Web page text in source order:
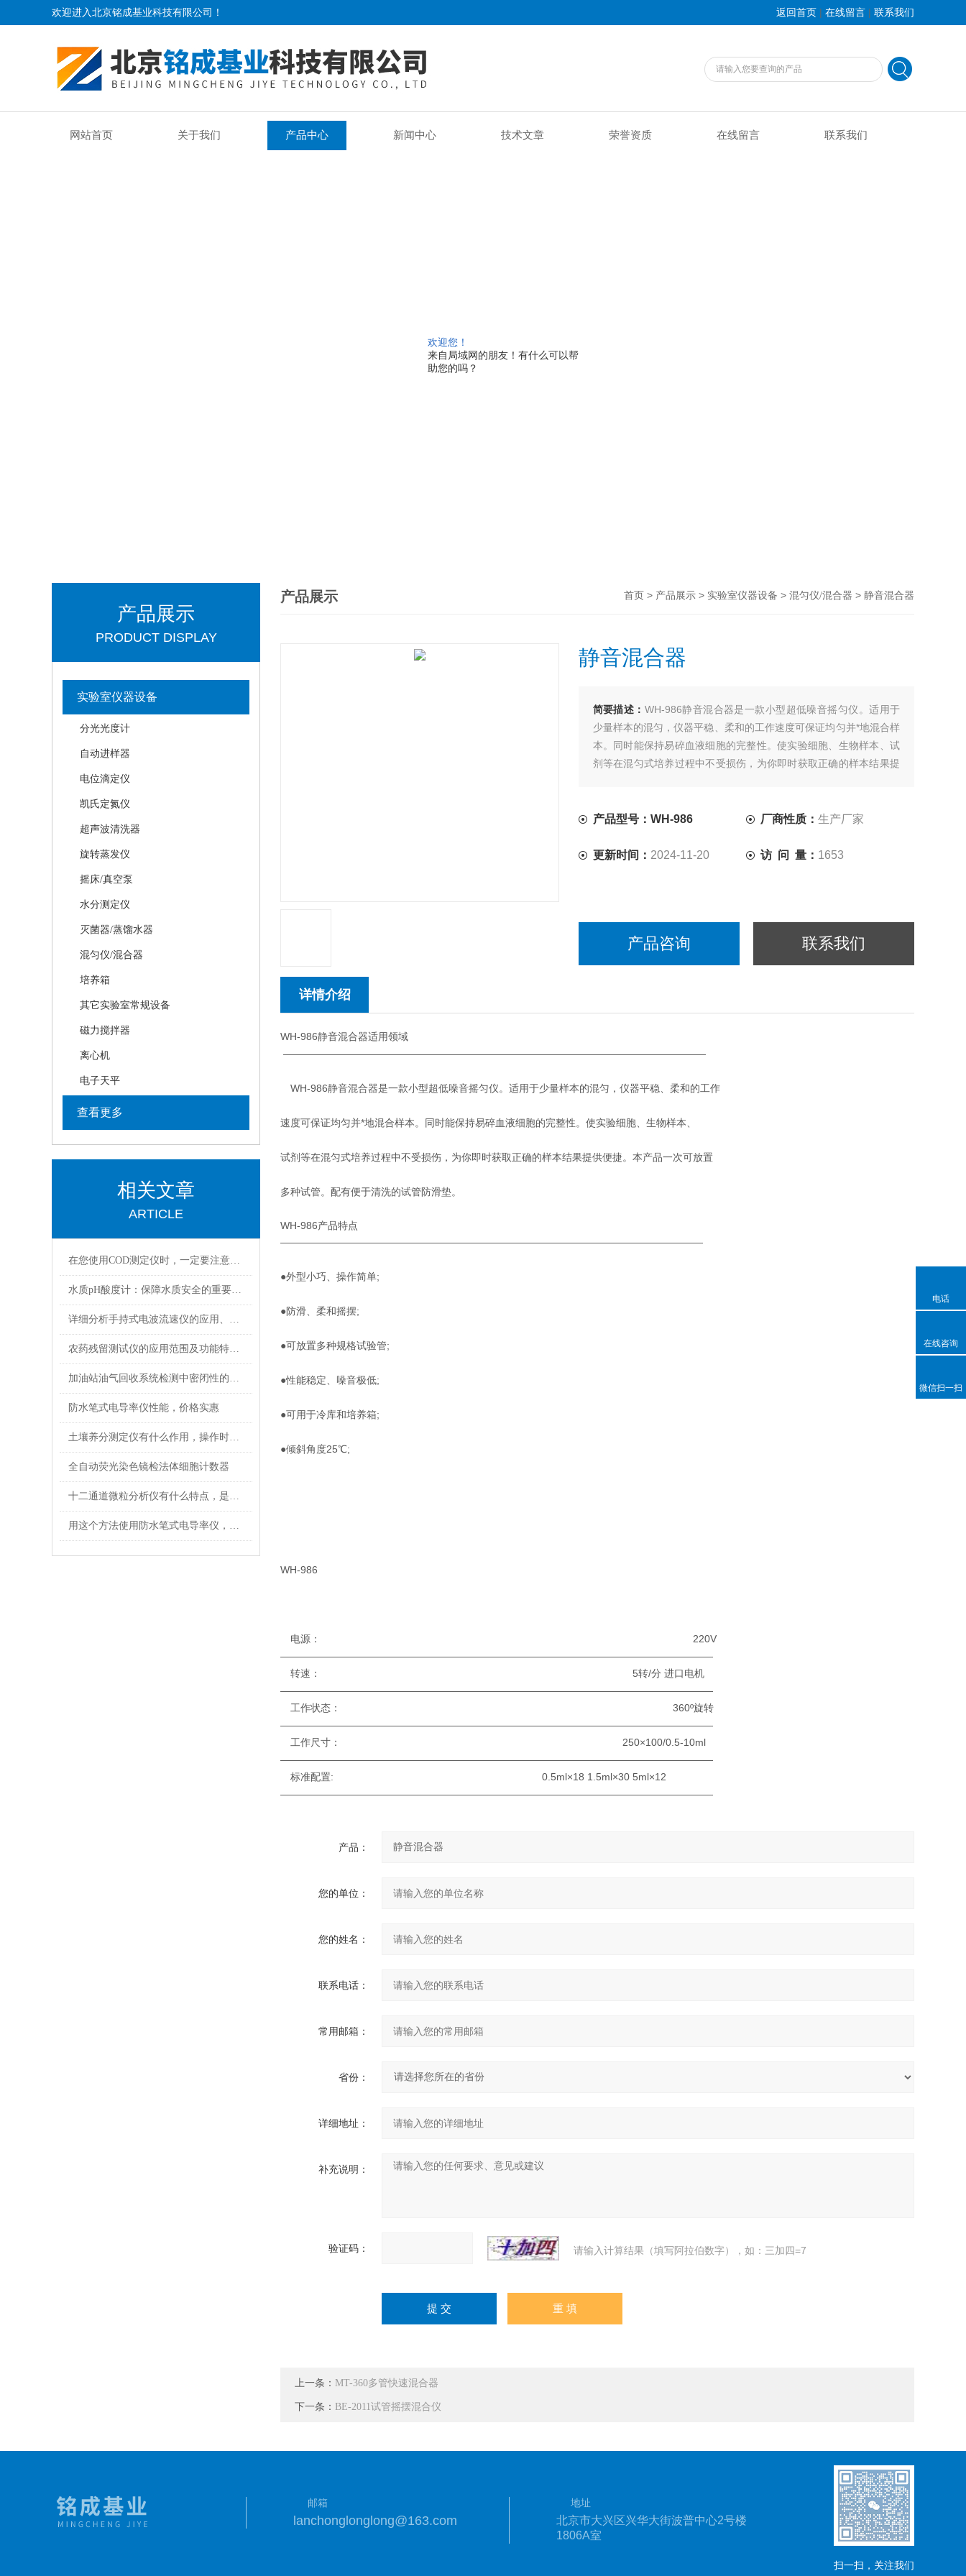
欢迎您！
来自局域网的朋友！有什么可以帮
助您的吗？
欢迎进入北京铭成基业科技有限公司！ 返回首页 | 在线留言 | 联系我们
网站首页 关于我们 产品中心 新闻中心 技术文章 荣誉资质 在线留言 联系我们
产品展示
PRODUCT DISPLAY
实验室仪器设备
分光光度计
自动进样器
电位滴定仪
凯氏定氮仪
超声波清洗器
旋转蒸发仪
摇床/真空泵
水分测定仪
灭菌器/蒸馏水器
混匀仪/混合器
培养箱
其它实验室常规设备
磁力搅拌器
离心机
电子天平
查看更多
相关文章
ARTICLE
在您使用COD测定仪时，一定要注意以下事项
水质pH酸度计：保障水质安全的重要工具
详细分析手持式电波流速仪的应用、配置以及主要优势
农药残留测试仪的应用范围及功能特点说明
加油站油气回收系统检测中密闭性的检测方法
防水笔式电导率仪性能，价格实惠
土壤养分测定仪有什么作用，操作时注意什么？
全自动荧光染色镜检法体细胞计数器
十二通道微粒分析仪有什么特点，是你不了解的
用这个方法使用防水笔式电导率仪，效果更好哦！
产品展示 首页 > 产品展示 > 实验室仪器设备 > 混匀仪/混合器 > 静音混合器
静音混合器
简要描述： WH-986静音混合器是一款小型超低噪音摇匀仪。适用于
少量样本的混匀，仪器平稳、柔和的工作速度可保证均匀并*地混合样
本。同时能保持易碎血液细胞的完整性。使实验细胞、生物样本、试
剂等在混匀式培养过程中不受损伤，为你即时获取正确的样本结果提
产品型号：WH-986 厂商性质：生产厂家
更新时间： 2024-11-20 访 问 量： 1653
产品咨询 联系我们
详情介绍
WH-986静音混合器适用领域
——————————————————————————————————————————
WH-986静音混合器是一款小型超低噪音摇匀仪。适用于少量样本的混匀，仪器平稳、柔和的工作
速度可保证均匀并*地混合样本。同时能保持易碎血液细胞的完整性。使实验细胞、生物样本、
试剂等在混匀式培养过程中不受损伤，为你即时获取正确的样本结果提供便捷。本产品一次可放置
多种试管。配有便于清洗的试管防滑垫。
WH-986产品特点
——————————————————————————————————————————
●外型小巧、操作简单;
●防滑、柔和摇摆;
●可放置多种规格试验管;
●性能稳定、噪音极低;
●可用于冷库和培养箱;
●倾斜角度25℃;
WH-986
电源： 220V
———————————————————————————————————————————
转速： 5转/分 进口电机
———————————————————————————————————————————
工作状态： 360º旋转
———————————————————————————————————————————
工作尺寸： 250×100/0.5-10ml
———————————————————————————————————————————
标准配置: 0.5ml×18 1.5ml×30 5ml×12
———————————————————————————————————————————
产品：
您的单位：
您的姓名：
联系电话：
常用邮箱：
省份：
详细地址：
补充说明：
验证码： 请输入计算结果（填写阿拉伯数字），如：三加四=7
上一条： MT-360多管快速混合器
下一条： BE-2011试管摇摆混合仪
邮箱
lanchonglonglong@163.com
地址
北京市大兴区兴华大街波普中心2号楼
1806A室
扫一扫，关注我们
电话
在线咨询
微信扫一扫